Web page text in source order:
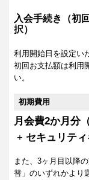
入会手続き（初
択）
利用開始日を設定い
初回お支払額は利用
い。
初期費用
月会費2か月分
+ セキュリテ
また、3ヶ月目以降
替」のいずれかより